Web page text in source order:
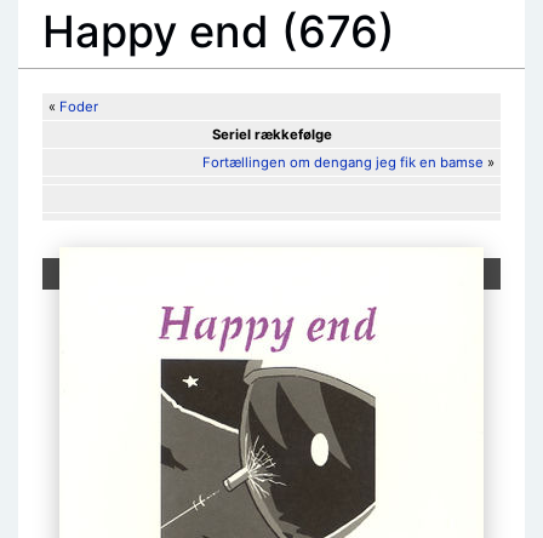
Happy end (676)
« Foder
Seriel rækkefølge
Fortællingen om dengang jeg fik en bamse »